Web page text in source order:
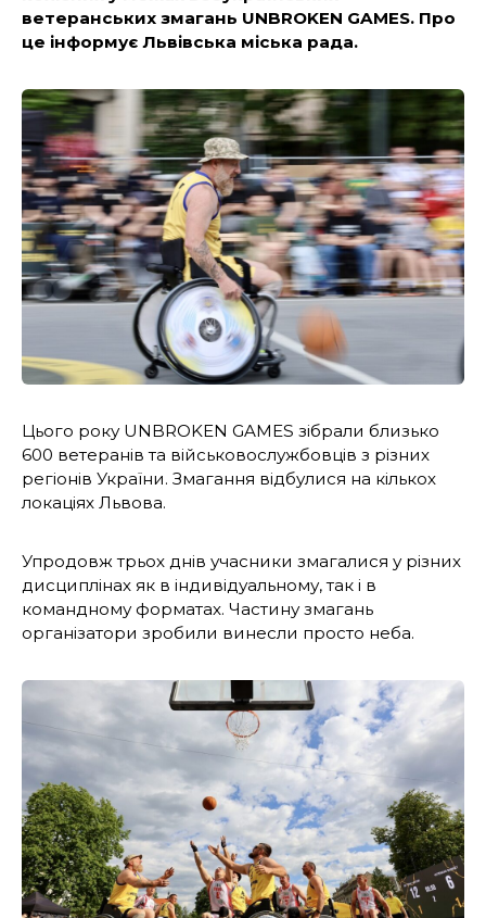
ветеранських змагань UNBROKEN GAMES. Про
це інформує Львівська міська рада.
Цього року UNBROKEN GAMES зібрали близько
600 ветеранів та військовослужбовців з різних
регіонів України. Змагання відбулися на кількох
локаціях Львова.
Упродовж трьох днів учасники змагалися у різних
дисциплінах як в індивідуальному, так і в
командному форматах. Частину змагань
організатори зробили винесли просто неба.